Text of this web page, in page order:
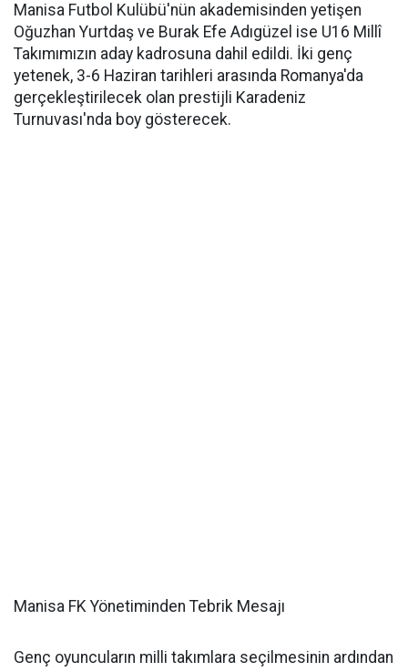
Manisa Futbol Kulübü'nün akademisinden yetişen
Oğuzhan Yurtdaş ve Burak Efe Adıgüzel ise U16 Millî
Takımımızın aday kadrosuna dahil edildi. İki genç
yetenek, 3-6 Haziran tarihleri arasında Romanya'da
gerçekleştirilecek olan prestijli Karadeniz
Turnuvası'nda boy gösterecek.
Manisa FK Yönetiminden Tebrik Mesajı
Genç oyuncuların milli takımlara seçilmesinin ardından